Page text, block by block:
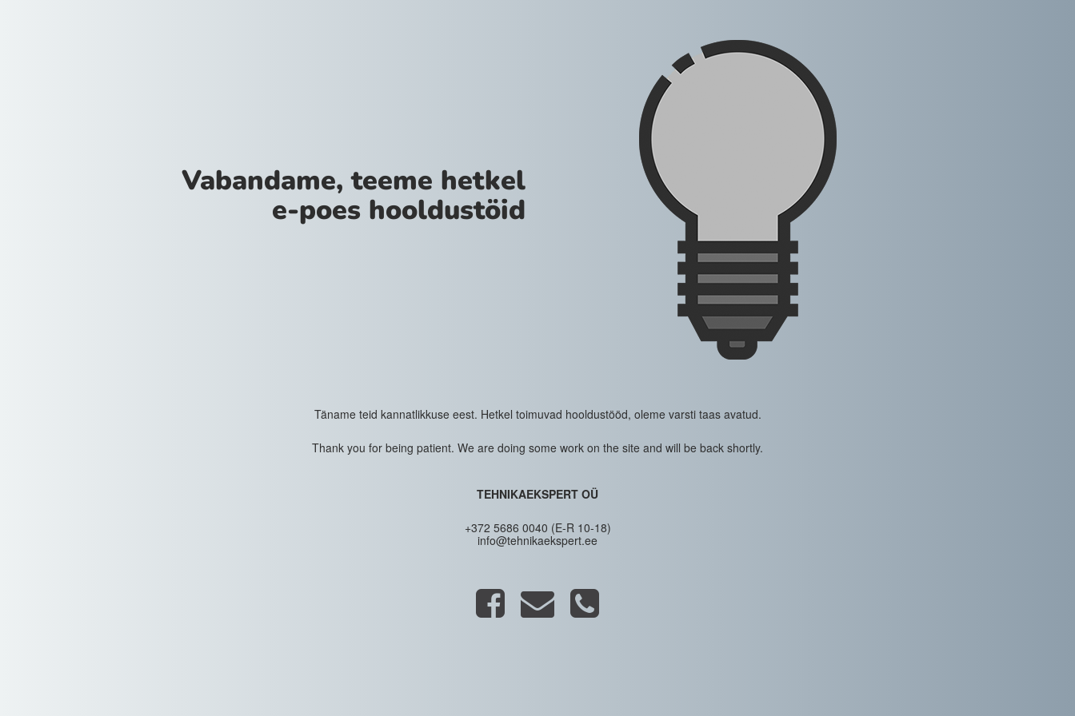
Vabandame, teeme hetkel
e-poes hooldustöid
Täname teid kannatlikkuse eest. Hetkel toimuvad hooldustööd, oleme varsti taas avatud.
Thank you for being patient. We are doing some work on the site and will be back shortly.
TEHNIKAEKSPERT OÜ
+372 5686 0040 (E-R 10-18)
info@tehnikaekspert.ee